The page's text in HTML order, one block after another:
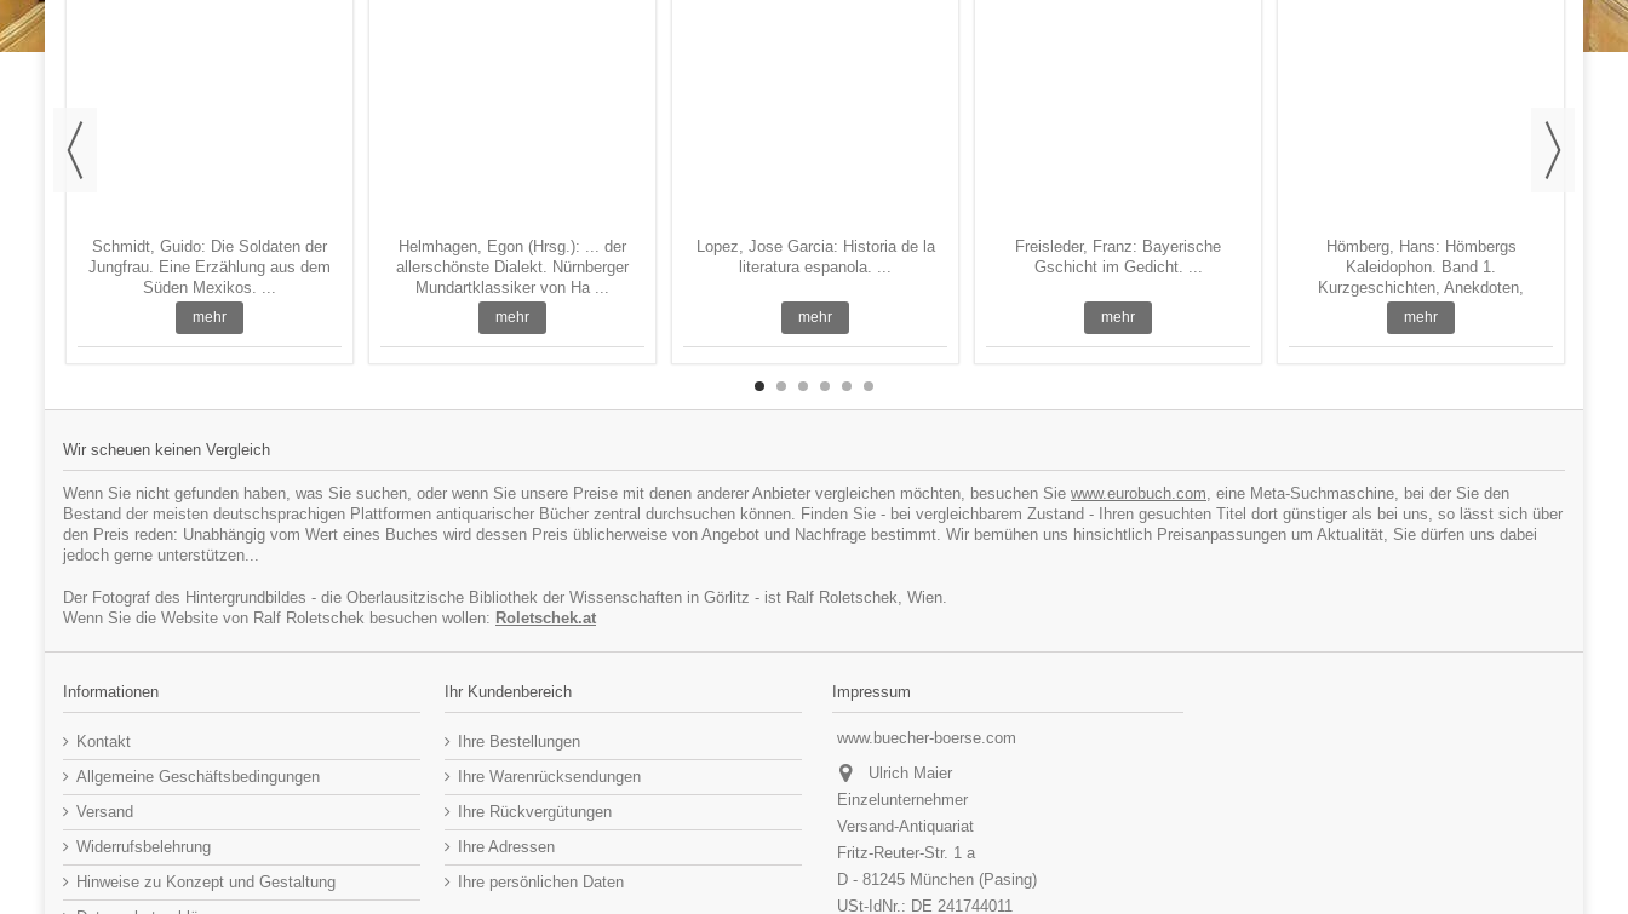
Schmidt, Guido: Die Soldaten der
Jungfrau. Eine Erzählung aus dem
Süden Mexikos. ...
mehr
Helmhagen, Egon (Hrsg.): ... der
allerschönste Dialekt. Nürnberger
Mundartklassiker von Ha ...
mehr
Lopez, Jose Garcia: Historia de la
literatura espanola. ...
mehr
Freisleder, Franz: Bayerische
Gschicht im Gedicht. ...
mehr
Hömberg, Hans: Hömbergs
Kaleidophon. Band 1.
Kurzgeschichten, Anekdoten,
scharfsinnige Bet ...
mehr
Wir scheuen keinen Vergleich
Wenn Sie nicht gefunden haben, was Sie suchen, oder wenn Sie unsere Preise mit denen anderer Anbieter vergleichen möchten, besuchen Sie www.eurobuch.com, eine Meta-Suchmaschine, bei der Sie den
Bestand der meisten deutschsprachigen Plattformen antiquarischer Bücher zentral durchsuchen können. Finden Sie - bei vergleichbarem Zustand - Ihren gesuchten Titel dort günstiger als bei uns, so lässt sich über
den Preis reden: Unabhängig vom Wert eines Buches wird dessen Preis üblicherweise von Angebot und Nachfrage bestimmt. Wir bemühen uns hinsichtlich Preisanpassungen um Aktualität, Sie dürfen uns dabei
jedoch gerne unterstützen...
Der Fotograf des Hintergrundbildes - die Oberlausitzische Bibliothek der Wissenschaften in Görlitz - ist Ralf Roletschek, Wien.
Wenn Sie die Website von Ralf Roletschek besuchen wollen: Roletschek.at
Informationen
Kontakt
Allgemeine Geschäftsbedingungen
Versand
Widerrufsbelehrung
Hinweise zu Konzept und Gestaltung
Ihr Kundenbereich
Ihre Bestellungen
Ihre Warenrücksendungen
Ihre Rückvergütungen
Ihre Adressen
Ihre persönlichen Daten
Impressum
www.buecher-boerse.com
Ulrich Maier
Einzelunternehmer
Versand-Antiquariat
Fritz-Reuter-Str. 1 a
D - 81245 München (Pasing)
USt-IdNr.: DE 241744011